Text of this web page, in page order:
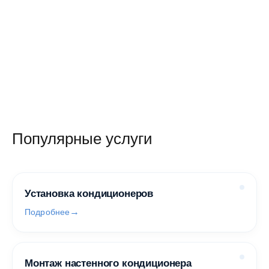
Популярные услуги
Установка кондиционеров
Подробнее
Монтаж настенного кондиционера